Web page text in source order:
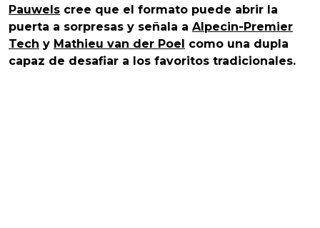
Pauwels cree que el formato puede abrir la
puerta a sorpresas y señala a Alpecin-Premier
Tech y Mathieu van der Poel como una dupla
capaz de desafiar a los favoritos tradicionales.